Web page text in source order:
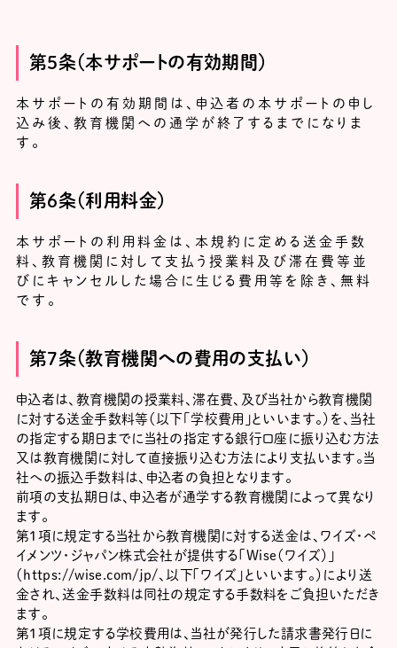
第５条（本サポートの有効期間）
本サポートの有効期間は、申込者の本サポートの申し
込み後、教育機関への通学が終了するまでになりま
す。
第６条（利用料金）
本サポートの利用料金は、本規約に定める送金手数
料、教育機関に対して支払う授業料及び滞在費等並
びにキャンセルした場合に生じる費用等を除き、無料
です。
第７条（教育機関への費用の支払い）
申込者は、教育機関の授業料、滞在費、及び当社から教育機関
に対する送金手数料等（以下｢学校費用｣といいます。）を、当社
の指定する期日までに当社の指定する銀行口座に振り込む方法
又は教育機関に対して直接振り込む方法により支払います。当
社への振込手数料は、申込者の負担となります。
前項の支払期日は、申込者が通学する教育機関によって異なり
ます。
第1項に規定する当社から教育機関に対する送金は、ワイズ・ペ
イメンツ・ジャパン株式会社が提供する「Wise（ワイズ）」
（https://wise.com/jp/、以下「ワイズ」といいます。）により送
金され、送金手数料は同社の規定する手数料をご負担いただき
ます。
第1項に規定する学校費用は、当社が発行した請求書発行日に